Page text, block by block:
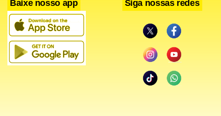
Leia também:
»Polícias de São Paulo entram em alerta em razão de
ataques
Baixe nosso app Siga nossas redes